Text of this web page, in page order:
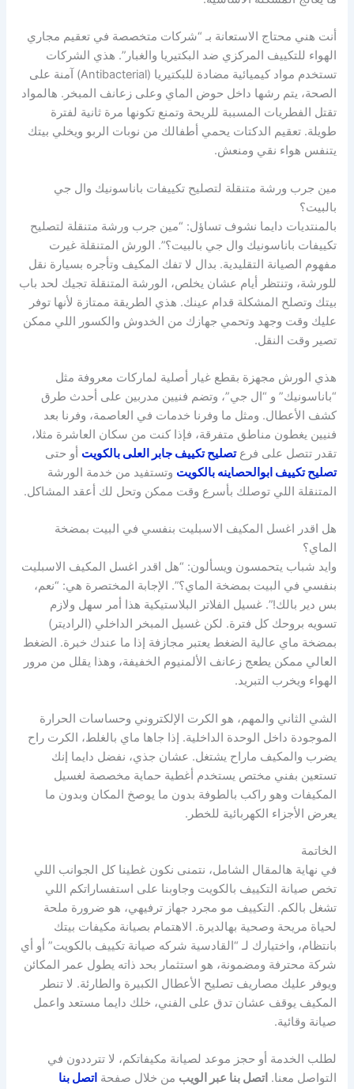
أنت هني محتاج الاستعانة بـ “شركات متخصصة في تعقيم مجاري
الهواء للتكييف المركزي ضد البكتيريا والغبار”. هذي الشركات
تستخدم مواد كيميائية مضادة للبكتيريا (Antibacterial) آمنة على
الصحة، يتم رشها داخل حوض الماي وعلى زعانف المبخر. هالمواد
تقتل الفطريات المسببة للريحة وتمنع تكونها مرة ثانية لفترة
طويلة. تعقيم الدكتات يحمي أطفالك من نوبات الربو ويخلي بيتك
يتنفس هواء نقي ومنعش.
مين جرب ورشة متنقلة لتصليح تكييفات باناسونيك وال جي
بالبيت؟
بالمنتديات دايما نشوف تساؤل: “مين جرب ورشة متنقلة لتصليح
تكييفات باناسونيك وال جي بالبيت؟”. الورش المتنقلة غيرت
مفهوم الصيانة التقليدية. بدال لا تفك المكيف وتأجره بسيارة نقل
للورشة، وتنتظر أيام عشان يخلص، الورشة المتنقلة تجيك لحد باب
بيتك وتصلح المشكلة قدام عينك. هذي الطريقة ممتازة لأنها توفر
عليك وقت وجهد وتحمي جهازك من الخدوش والكسور اللي ممكن
تصير وقت النقل.
هذي الورش مجهزة بقطع غيار أصلية لماركات معروفة مثل
“باناسونيك” و “ال جي”، وتضم فنيين مدربين على أحدث طرق
كشف الأعطال. ومثل ما وفرنا خدمات في العاصمة، وفرنا بعد
فنيين يغطون مناطق متفرقة، فإذا كنت من سكان العاشرة مثلا،
تقدر تتصل على فرعتصليح تكييف جابر العلى بالكويت أو حتى
تصليح تكييف ابوالحصاينه بالكويت وتستفيد من خدمة الورشة
المتنقلة اللي توصلك بأسرع وقت ممكن وتحل لك أعقد المشاكل.
هل اقدر اغسل المكيف الاسبليت بنفسي في البيت بمضخة
الماي؟
وايد شباب يتحمسون ويسألون: “هل اقدر اغسل المكيف الاسبليت
بنفسي في البيت بمضخة الماي؟”. الإجابة المختصرة هي: “نعم،
بس دير بالك!”. غسيل الفلاتر البلاستيكية هذا أمر سهل ولازم
تسويه بروحك كل فترة. لكن غسيل المبخر الداخلي (الراديتر)
بمضخة ماي عالية الضغط يعتبر مجازفة إذا ما عندك خبرة. الضغط
العالي ممكن يطعج زعانف الألمنيوم الخفيفة، وهذا يقلل من مرور
الهواء ويخرب التبريد.
الشي الثاني والمهم، هو الكرت الإلكتروني وحساسات الحرارة
الموجودة داخل الوحدة الداخلية. إذا جاها ماي بالغلط، الكرت راح
يضرب والمكيف ماراح يشتغل. عشان جذي، نفضل دايما إنك
تستعين بفني مختص يستخدم أغطية حماية مخصصة لغسيل
المكيفات وهو راكب بالطوفة بدون ما يوصخ المكان وبدون ما
يعرض الأجزاء الكهربائية للخطر.
الخاتمة
في نهاية هالمقال الشامل، نتمنى نكون غطينا كل الجوانب اللي
تخص صيانة التكييف بالكويت وجاوبنا على استفساراتكم اللي
تشغل بالكم. التكييف مو مجرد جهاز ترفيهي، هو ضرورة ملحة
لحياة مريحة وصحية بهالديرة. الاهتمام بصيانة مكيفات بيتك
بانتظام، واختيارك لـ “القادسية شركه صيانة تكييف بالكويت” أو أي
شركة محترفة ومضمونة، هو استثمار بحد ذاته يطول عمر المكائن
ويوفر عليك مصاريف تصليح الأعطال الكبيرة والطارئة. لا تنطر
المكيف يوقف عشان تدق على الفني، خلك دايما مستعد واعمل
صيانة وقائية.
لطلب الخدمة أو حجز موعد لصيانة مكيفاتكم، لا تترددون في
التواصل معنا. اتصل بنا عبر الويب من خلال صفحة اتصل بنا